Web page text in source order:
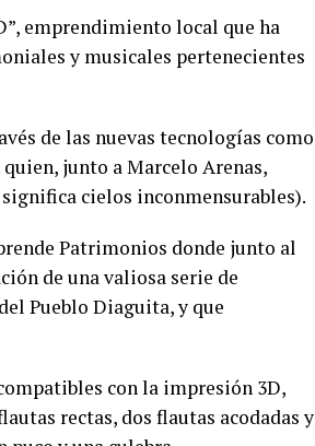
emprendimiento local que ha
y musicales pertenecientes
de las nuevas tecnologías como
junto a Marcelo Arenas,
significa cielos inconmensurables).
Patrimonios donde junto al
de una valiosa serie de
Pueblo Diaguita, y que
con la impresión 3D,
rectas, dos flautas acodadas y